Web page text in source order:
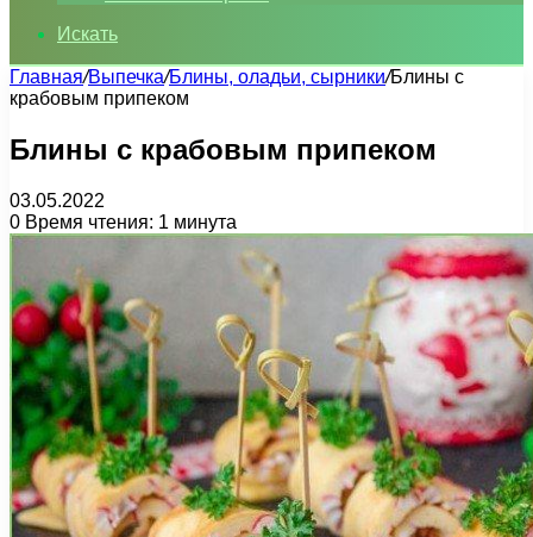
Искать
Главная/Выпечка/Блины, оладьи, сырники/Блины с
крабовым припеком
Блины с крабовым припеком
03.05.2022
0 Время чтения: 1 минута